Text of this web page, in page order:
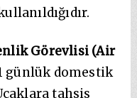
Görevlisi (Air
1 günlük domestik
tahsis